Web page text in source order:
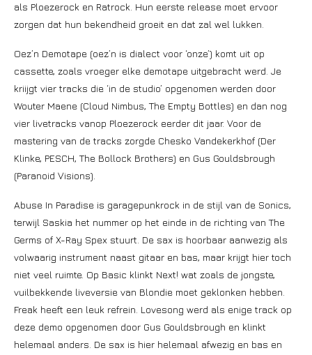
als Ploezerock en Ratrock. Hun eerste release moet ervoor
zorgen dat hun bekendheid groeit en dat zal wel lukken.
Oez’n Demotape (oez’n is dialect voor ‘onze’) komt uit op
cassette, zoals vroeger elke demotape uitgebracht werd. Je
kriijgt vier tracks die ‘in de studio’ opgenomen werden door
Wouter Maene (Cloud Nimbus, The Empty Bottles) en dan nog
vier livetracks vanop Ploezerock eerder dit jaar. Voor de
mastering van de tracks zorgde Chesko Vandekerkhof (Der
Klinke, PESCH, The Bollock Brothers) en Gus Gouldsbrough
(Paranoid Visions).
Abuse In Paradise is garagepunkrock in de stijl van de Sonics,
terwijl Saskia het nummer op het einde in de richting van The
Germs of X-Ray Spex stuurt. De sax is hoorbaar aanwezig als
volwaarig instrument naast gitaar en bas, maar krijgt hier toch
niet veel ruimte. Op Basic klinkt Next! wat zoals de jongste,
vuilbekkende liveversie van Blondie moet geklonken hebben.
Freak heeft een leuk refrein. Lovesong werd als enige track op
deze demo opgenomen door Gus Gouldsbrough en klinkt
helemaal anders. De sax is hier helemaal afwezig en bas en